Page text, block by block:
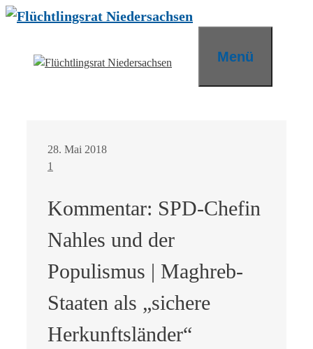
Zum
Menü
28. Mai 2018
1
Kommentar: SPD-Chefin
Nahles und der
Populismus | Maghreb-
Staaten als „sichere
Herkunftsländer“